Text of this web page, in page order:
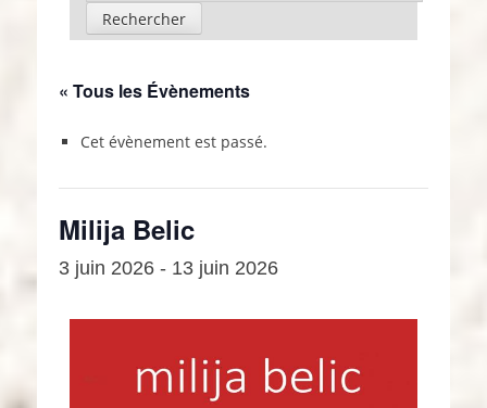
« Tous les Évènements
Cet évènement est passé.
Milija Belic
3 juin 2026 - 13 juin 2026